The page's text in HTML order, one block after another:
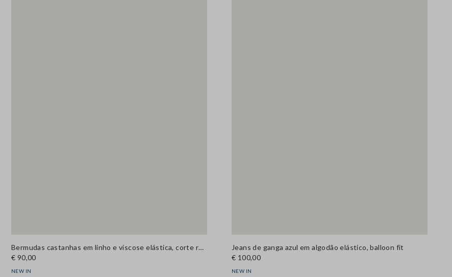
Bermudas castanhas em linho e viscose elástica, corte regular
€ 90,00
NEW IN
Jeans de ganga azul em algodão elástico, balloon fit
€ 100,00
NEW IN